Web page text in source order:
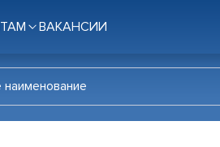
ВАКАНСИИ